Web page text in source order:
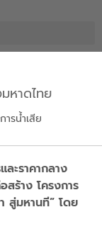
หาดไทย
รน้ำเสีย
ะราคากลาง
สร้าง โครงการ
สู่มหานที” โดย